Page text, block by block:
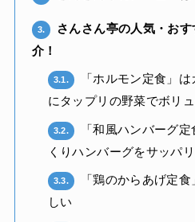
3.
さんさん亭の人気・お
介！
3.1.
「ホルモン定食」
にタップリの野菜でボリ
3.2.
「和風ハンバーグ
くりハンバーグをサッパ
3.3.
「鶏のからあげ定
しい